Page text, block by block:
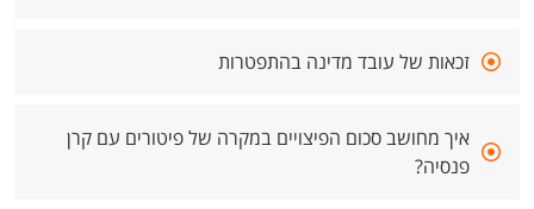
זכאות של עובד מדינה בהתפטרות
איך מחושב סכום הפיצויים במקרה של פיטורים עם קרן
פנסיה?